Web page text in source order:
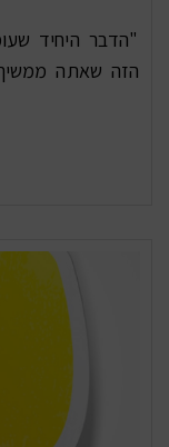
"הדבר היחיד
הזה שאתה